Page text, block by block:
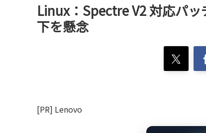
Linux：Spectre V2 対応パ
下を懸念
[PR] Lenovo